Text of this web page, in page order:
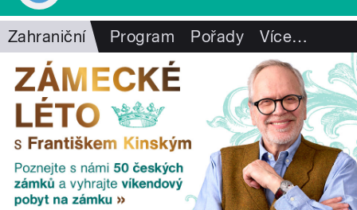
Zahraniční Program Pořady Více…